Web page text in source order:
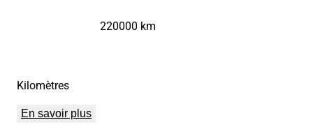
Kilomètres
220000 km
En savoir plus